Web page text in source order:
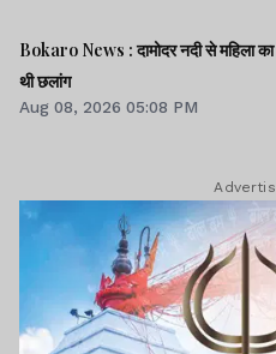
Bokaro News : दामोदर नदी से महिला
थी छलांग
Aug 08, 2026 05:08 PM